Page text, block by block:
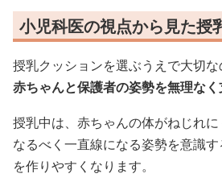
小児科医の視点から見た授
授乳クッションを選ぶうえで大切な
赤ちゃんと保護者の姿勢を無理な
授乳中は、赤ちゃんの体がねじれ
なるべく一直線になる姿勢を意識
を作りやすくなります。